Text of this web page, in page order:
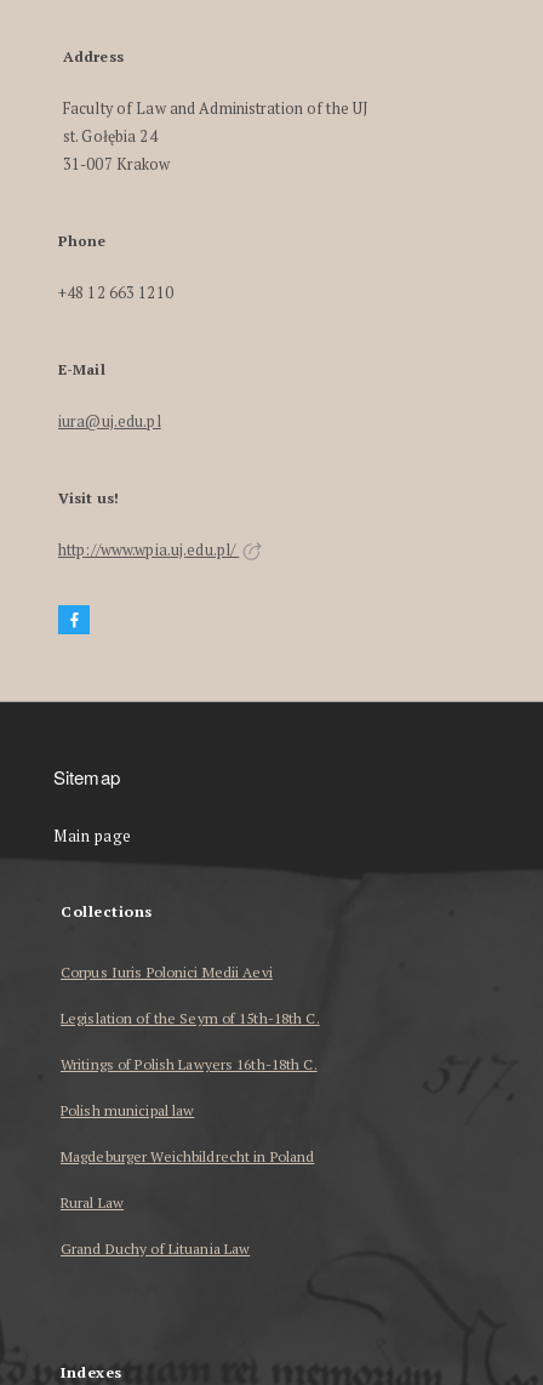
Address
Faculty of Law and Administration of the UJ
st. Gołębia 24
31-007 Krakow
Phone
+48 12 663 1210
E-Mail
iura@uj.edu.pl
Visit us!
http://www.wpia.uj.edu.pl/
Sitemap
Main page
Collections
Corpus Iuris Polonici Medii Aevi
Legislation of the Seym of 15th-18th C.
Writings of Polish Lawyers 16th-18th C.
Polish municipal law
Magdeburger Weichbildrecht in Poland
Rural Law
Grand Duchy of Lituania Law
Indexes